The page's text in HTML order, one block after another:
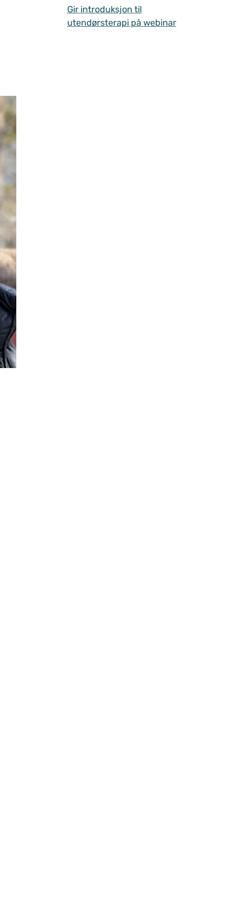
Gir introduksjon til
utendørsterapi på webinar